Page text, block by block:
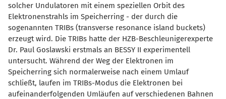
solcher Undulatoren mit einem speziellen Orbit des
Elektronenstrahls im Speicherring - der durch die
sogenannten TRIBs (transverse resonance island buckets)
erzeugt wird. Die TRIBs hatte der HZB-Beschleunigerexperte
Dr. Paul Goslawski erstmals an BESSY II experimentell
untersucht. Während der Weg der Elektronen im
Speicherring sich normalerweise nach einem Umlauf
schließt, laufen im TRIBs-Modus die Elektronen bei
aufeinanderfolgenden Umläufen auf verschiedenen Bahnen